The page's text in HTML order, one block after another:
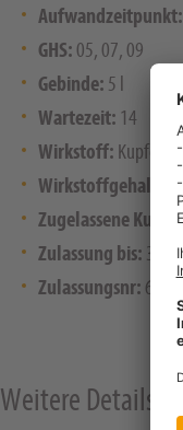
Aufwandzeitpunkt:
GHS: 05, 07, 09
Gebinde: 5 l
Wartezeit: 14
Wirkstoff:
Wirkstoffgehalt:
Zugelassene
Zulassung bis:
Zulassungsnr:
Weitere Details